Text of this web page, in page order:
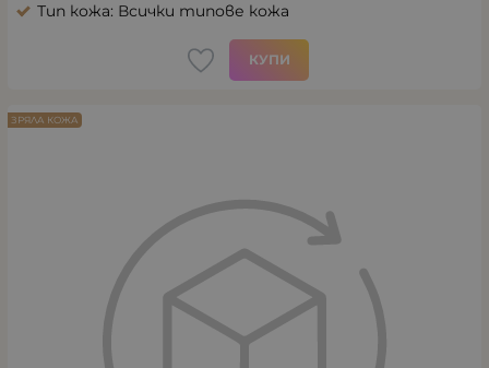
Тип кожа: Всички типове кожа
КУПИ
ЗРЯЛА КОЖА